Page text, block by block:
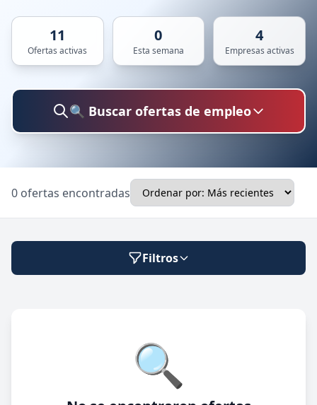
11
Ofertas activas
0
Esta semana
4
Empresas activas
🔍 Buscar ofertas de empleo
Ubicación
🔍 Buscar
0 ofertas encontradas
Filtros
Modalidad de trabajo🔍